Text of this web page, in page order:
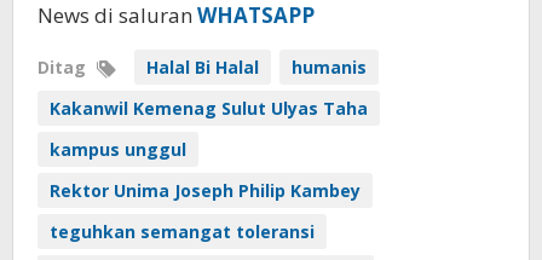
News di saluran WHATSAPP
Ditag Halal Bi Halal
humanis
Kakanwil Kemenag Sulut Ulyas Taha
kampus unggul
Rektor Unima Joseph Philip Kambey
teguhkan semangat toleransi